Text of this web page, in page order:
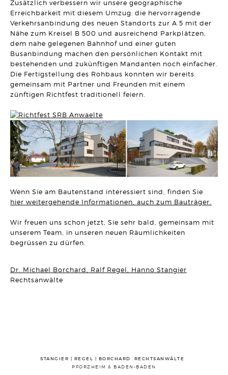
MIETRECHT
Eigenbedarfskündigung trotz Umbau- und Verkaufsabsicht
wirksam
Artikel vom 01.04.2026 | Sonja Borchard
VERTRAGSRECHT
Aufgedrängte Mangelbeseitigung nach Fristablauf lässt
Rücktrittsrecht entfallen
Artikel vom 24.03.2026 | David Hellmanzik
ARBEITSRECHT
Fristlose Kündigung wegen Tätlichkeit gegenüber einem
Vorgesetzten
Artikel vom 20.03.2026 | Dr. Thomas Braitsch
ERBRECHT
DR. BO`S ERBRECHTS LEXIKON #5
Artikel vom 09.03.2026 | Dr. Michael Borchard
UNTERNEHMENSRECHT
Flucht einer GmbH vor seinen Gläubigern durch
Sitzverlegung verhindert!
MIETRECHT
Darf eine Untervermietung darauf ausgerichtet sein, einen
ARBEITSRECHT
Zusätzlich verbessern wir unsere geographische
Erreichbarkeit mit diesem Umzug: die hervorragende
Verkehrsanbindung des neuen Standorts zur A 5 mit der
Nähe zum Kreisel B 500 und ausreichend Parkplätzen,
dem nahe gelegenen Bahnhof und einer guten
Busanbindung machen den persönlichen Kontakt mit
bestehenden und zukünftigen Mandanten noch einfacher.
Die Fertigstellung des Rohbaus konnten wir bereits
gemeinsam mit Partner und Freunden mit einem
zünftigen Richtfest traditionell feiern.
Wenn Sie am Bautenstand interessiert sind, finden Sie
hier weitergehende Informationen, auch zum Bauträger.
Wir freuen uns schon jetzt, Sie sehr bald, gemeinsam mit
unserem Team, in unseren neuen Räumlichkeiten
begrüssen zu dürfen.
Dr. Michael Borchard, Ralf Regel, Hanno Stangier
Rechtsanwälte
STANGIER | REGEL | BORCHARD RECHTSANWÄLTE
PFORZHEIM & BADEN-BADEN